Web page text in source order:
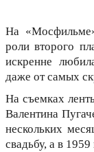
На
роли второго
искренне
даже от самых
На съемках
Валентина
нескольких
свадьбу, а в